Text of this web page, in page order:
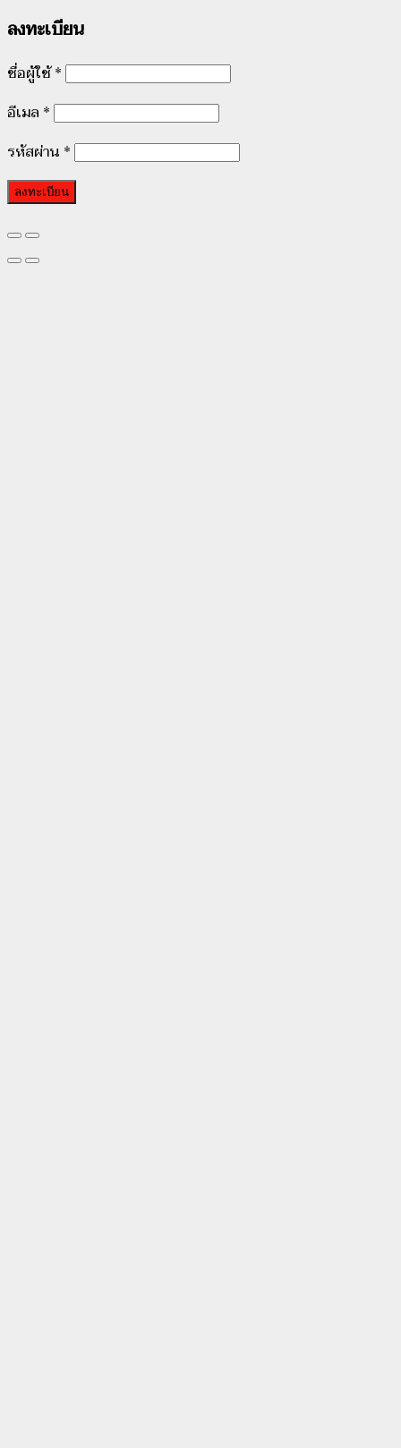
ลงทะเบียน
ชื่อผู้ใช้*
อีเมล *
รหัสผ่าน *
ลงทะเบียน